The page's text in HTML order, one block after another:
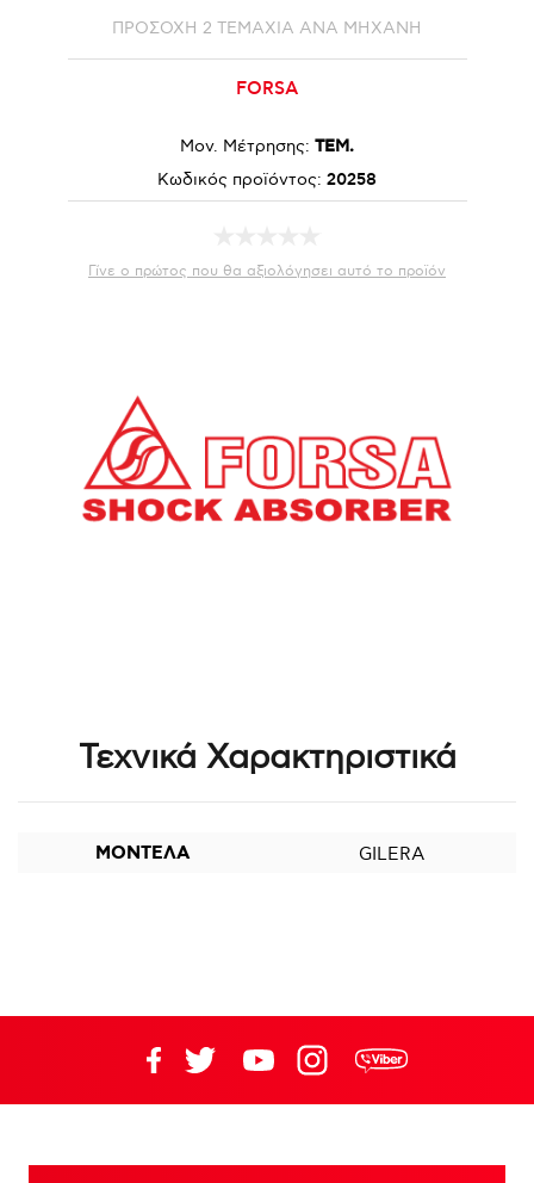
ΠΡΟΣΟΧΗ 2 ΤΕΜΑΧΙΑ ΑΝΑ ΜΗΧΑΝΗ
FORSA
Μον. Μέτρησης: ΤΕΜ.
Κωδικός προϊόντος: 20258
Γίνε ο πρώτος που θα αξιολόγησει αυτό το προϊόν
Τεχνικά Χαρακτηριστικά
ΜΟΝΤΕΛΑ GILERA